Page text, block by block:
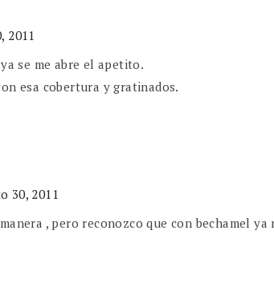
2011
se me abre el apetito.
esa cobertura y gratinados.
30, 2011
, pero reconozco que con bechamel